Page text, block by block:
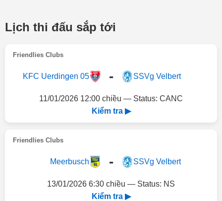
Lịch thi đấu sắp tới
Friendlies Clubs
KFC Uerdingen 05 - SSVg Velbert
11/01/2026 12:00 chiều — Status: CANC
Kiểm tra ▶
Friendlies Clubs
Meerbusch - SSVg Velbert
13/01/2026 6:30 chiều — Status: NS
Kiểm tra ▶